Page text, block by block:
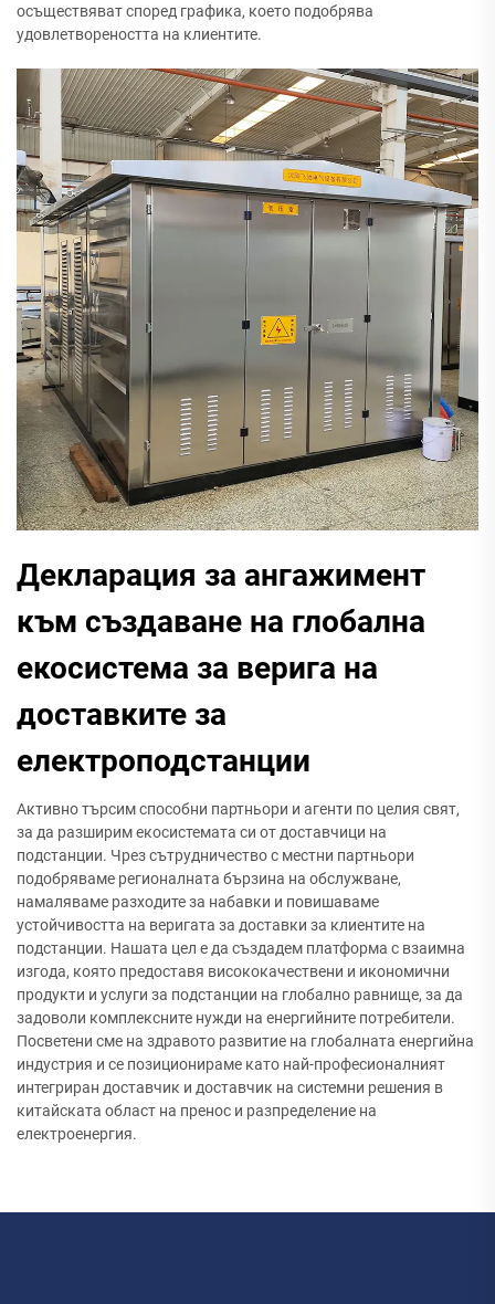
осъществяват според графика, което подобрява
удовлетвореността на клиентите.
Декларация за ангажимент
към създаване на глобална
екосистема за верига на
доставките за
електроподстанции
Активно търсим способни партньори и агенти по целия свят,
за да разширим екосистемата си от доставчици на
подстанции. Чрез сътрудничество с местни партньори
подобряваме регионалната бързина на обслужване,
намаляваме разходите за набавки и повишаваме
устойчивостта на веригата за доставки за клиентите на
подстанции. Нашата цел е да създадем платформа с взаимна
изгода, която предоставя висококачествени и икономични
продукти и услуги за подстанции на глобално равнище, за да
задоволи комплексните нужди на енергийните потребители.
Посветени сме на здравото развитие на глобалната енергийна
индустрия и се позиционираме като най-професионалният
интегриран доставчик и доставчик на системни решения в
китайската област на пренос и разпределение на
електроенергия.